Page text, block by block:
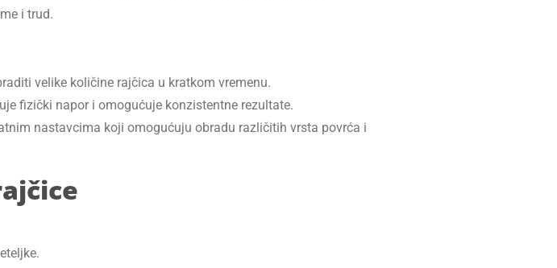
i trud.
velike količine rajčica u kratkom vremenu.
fizički napor i omogućuje konzistentne rezultate.
nastavcima koji omogućuju obradu različitih vrsta povrća i